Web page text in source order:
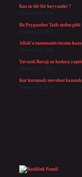
Kaz ne tür bir hayvandır ?
Temmuz 24, 2026
Hz Peygamber Taife neden gitti
Temmuz 23, 2026
Allah’a inanmanin insana
Temmuz 21, 2026
Yuvacık Barajı ne kadara
Temmuz 19, 2026
Kur korumalı mevduat
Temmuz 14, 2026